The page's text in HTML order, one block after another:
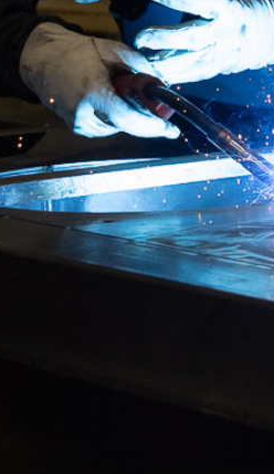
溶接について
？
理解し、材料選定や加工方法